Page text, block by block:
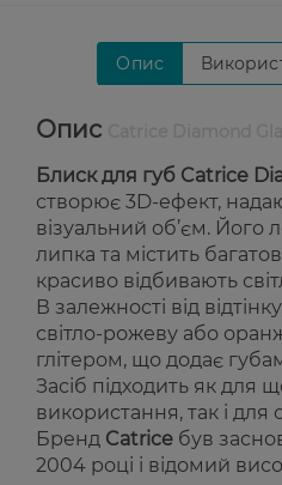
Опис
Опис
Блиск для губ Catrice
створює 3D-ефект,
візуальний об’єм. Його
липка та містить
красиво відбивають
В залежності від
світло-рожеву або
глітером, що додає
Засіб підходить як для
використання, так і для
Бренд Catrice був
2004 році і відомий